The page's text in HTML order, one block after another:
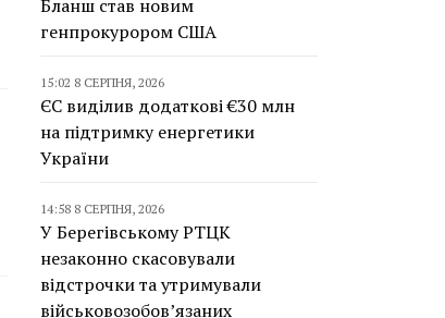
Бланш став новим
генпрокурором США
15:02 8 СЕРПНЯ, 2026
ЄС виділив додаткові €30 млн
на підтримку енергетики
України
14:58 8 СЕРПНЯ, 2026
У Берегівському РТЦК
незаконно скасовували
відстрочки та утримували
військовозобов’язаних